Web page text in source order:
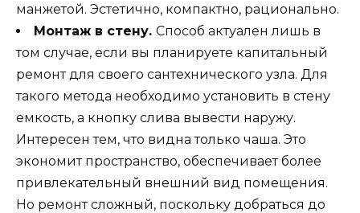
манжетой. Эстетично, компактно, рационально.
Монтаж в стену. Способ актуален лишь в
том случае, если вы планируете капитальный
ремонт для своего сантехнического узла. Для
такого метода необходимо установить в стену
емкость, а кнопку слива вывести наружу.
Интересен тем, что видна только чаша. Это
экономит пространство, обеспечивает более
привлекательный внешний вид помещения.
Но ремонт сложный, поскольку добраться до